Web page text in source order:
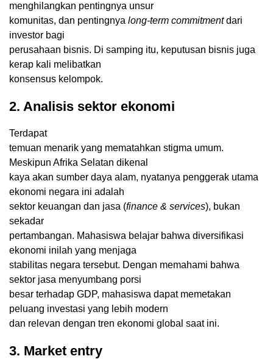
menghilangkan pentingnya unsur
komunitas, dan pentingnya long-term commitmentdari
investor bagi
perusahaan bisnis. Di samping itu, keputusan bisnis juga
kerap kali melibatkan
konsensus kelompok.
2. Analisis sektor ekonomi
Terdapat
temuan menarik yang mematahkan stigma umum.
Meskipun Afrika Selatan dikenal
kaya akan sumber daya alam, nyatanya penggerak utama
ekonomi negara ini adalah
sektor keuangan dan jasa (finance & services), bukan
sekadar
pertambangan. Mahasiswa belajar bahwa diversifikasi
ekonomi inilah yang menjaga
stabilitas negara tersebut. Dengan memahami bahwa
sektor jasa menyumbang porsi
besar terhadap GDP, mahasiswa dapat memetakan
peluang investasi yang lebih modern
dan relevan dengan tren ekonomi global saat ini.
3. Market entry